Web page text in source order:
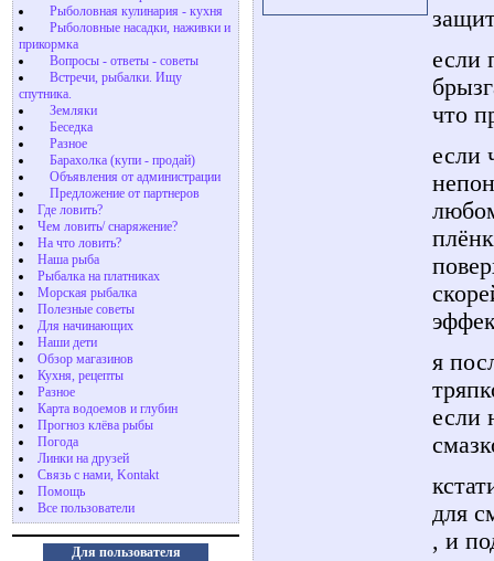
Рыболовная кулинария - кухня
Рыболовные насадки, наживки и
прикормка
Вопросы - ответы - советы
Встречи, рыбалки. Ищу
спутника.
Земляки
Беседка
Разное
Барахолка (купи - продай)
Объявления от администрации
Предложение от партнеров
Где ловить?
Чем ловить/ снаряжение?
На что ловить?
Наша рыба
Рыбалка на платниках
Морская рыбалка
Полезные советы
Для начинающих
Наши дети
Обзор магазинов
Кухня, рецепты
Разное
Карта водоемов и глубин
Прогноз клёва рыбы
Погода
Линки на друзей
Связь с нами, Kontakt
Помощь
Все пользователи
Для пользователя
если
что
если
я
если
для
, и